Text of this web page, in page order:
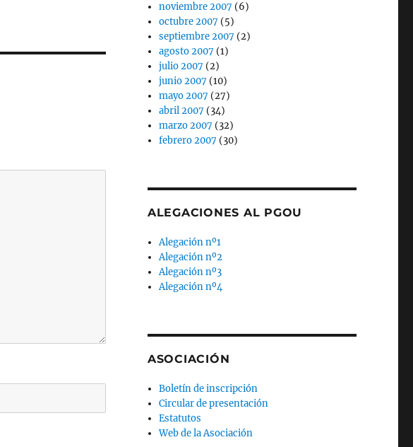
noviembre 2007 (6)
octubre 2007 (5)
septiembre 2007 (2)
agosto 2007 (1)
julio 2007 (2)
junio 2007 (10)
mayo 2007 (27)
abril 2007 (34)
marzo 2007 (32)
febrero 2007 (30)
ALEGACIONES AL PGOU
Alegación nº1
Alegación nº2
Alegación nº3
Alegación nº4
ASOCIACIÓN
Boletín de inscripción
Circular de presentación
Estatutos
Web de la Asociación